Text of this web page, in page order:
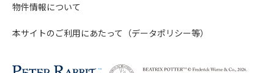
物件情報について
本サイトのご利用にあたって（データポリシー等）